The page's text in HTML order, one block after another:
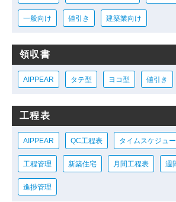
一般向け 値引き 建築業向け
領収書
AIPPEAR タテ型 ヨコ型 値引き
工程表
AIPPEAR QC工程表 タイムスケジュ
工程管理 新築住宅 月間工程表 週
進捗管理